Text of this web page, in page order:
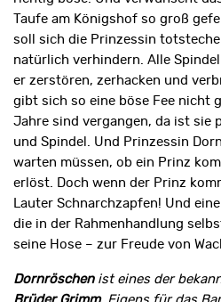
Taufe am Königshof so groß
soll sich die Prinzessin
natürlich verhindern. Alle
er zerstören, zerhacken und
gibt sich so eine böse Fee nicht
Jahre sind vergangen, da ist sie
und Spindel. Und Prinzessin
warten müssen, ob ein Prinz
erlöst. Doch wenn der Prinz
Lauter Schnarchzapfen! Und
die in der Rahmenhandlung
seine Hose – zur Freude von
Dornröschenist eines der
Brüder Grimm. Eigens für das